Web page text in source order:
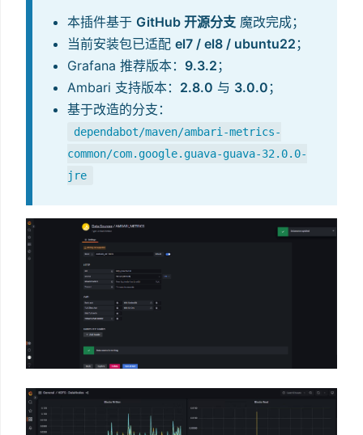
本插件基于 GitHub 开源分支 魔改完成；
当前安装包已适配el7 / el8 / ubuntu22 ；
Grafana 推荐版本： 9.3.2 ；
Ambari 支持版本： 2.8.0 与 3.0.0 ；
基于改造的分支：
dependabot/maven/ambari-metrics-
common/com.google.guava-guava-32.0.0-
jre